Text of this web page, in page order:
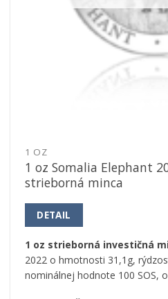
1 OZ
1 oz Somalia Elephant
strieborná minca
DETAIL
1 oz strieborná investičná
2022 o hmotnosti 31,1g,
nominálnej hodnote 100 SOS,